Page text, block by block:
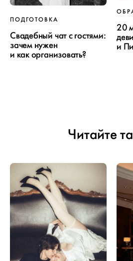
ПОДГОТОВКА
Свадебный чат с гостями:
зачем нужен
и как организовать?
20
и
Читайте